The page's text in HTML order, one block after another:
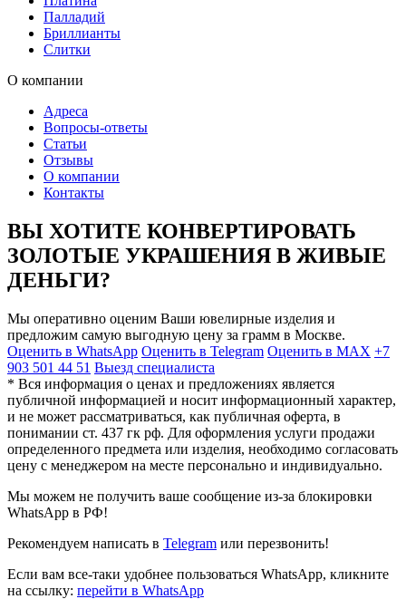
Палладий
Бриллианты
Слитки
О компании
Адреса
Вопросы-ответы
Статьи
Отзывы
О компании
Контакты
ВЫ ХОТИТЕ КОНВЕРТИРОВАТЬ
ЗОЛОТЫЕ УКРАШЕНИЯ В ЖИВЫЕ
ДЕНЬГИ?
Мы оперативно оценим Ваши ювелирные изделия и
предложим самую выгодную цену за грамм в Москве.
Оценить в WhatsApp Оценить в Telegram Оценить в MAX +7
903 501 44 51 Выезд специалиста
* Вся информация о ценах и предложениях является
публичной информацией и носит информационный характер,
и не может рассматриваться, как публичная оферта, в
понимании ст. 437 гк рф. Для оформления услуги продажи
определенного предмета или изделия, необходимо согласовать
цену с менеджером на месте персонально и индивидуально.
Мы можем не получить ваше сообщение из-за блокировки
WhatsApp в РФ!
Рекомендуем написать в Telegram или перезвонить!
Если вам все-таки удобнее пользоваться WhatsApp, кликните
на ссылку: перейти в WhatsApp